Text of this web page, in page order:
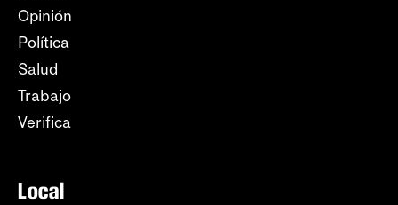
Opinión
Política
Salud
Trabajo
Verifica
Local